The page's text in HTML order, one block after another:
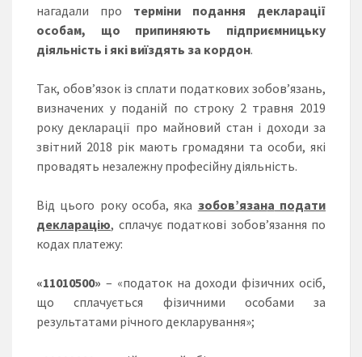
нагадали про терміни подання декларації
особам, що припиняють підприємницьку
діяльність і які виїздять за кордон.
Так, обов’язок із сплати податкових зобов’язань,
визначених у поданій по строку 2 травня 2019
року декларації про майновий стан і доходи за
звітний 2018 рік мають громадяни та особи, які
провадять незалежну професійну діяльність.
Від цього року особа, яка зобов’язана подати
декларацію, сплачує податкові зобов’язання по
кодах платежу:
«11010500» – «податок на доходи фізичних осіб,
що сплачується фізичними особами за
результатами річного декларування»;